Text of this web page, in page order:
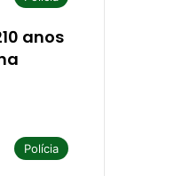
anos
Polícia